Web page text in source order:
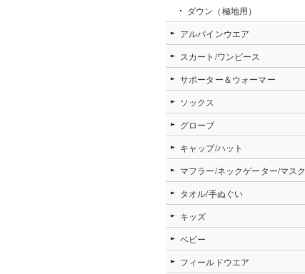
ダウン（極地用）
アルパインウエア
スカート/ワンピース
サポーター＆ウォーマー
ソックス
グローブ
キャップ/ハット
マフラー/ネックゲーター/マスク
タオル/手ぬぐい
キッズ
ベビー
フィールドウエア